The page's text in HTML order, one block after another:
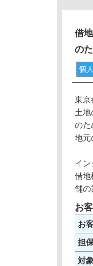
借
の
個人
東京
土
のた
地元
イン
借地
舗の
お
お
担
対